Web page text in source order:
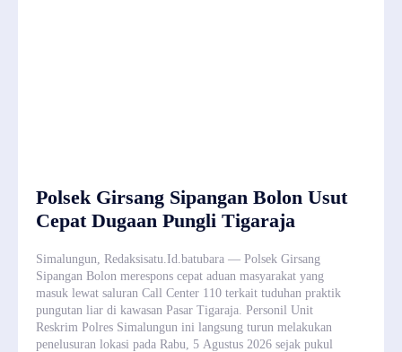
Polsek Girsang Sipangan Bolon Usut
Cepat Dugaan Pungli Tigaraja
Simalungun, Redaksisatu.Id.batubara — Polsek Girsang
Sipangan Bolon merespons cepat aduan masyarakat yang
masuk lewat saluran Call Center 110 terkait tuduhan praktik
pungutan liar di kawasan Pasar Tigaraja. Personil Unit
Reskrim Polres Simalungun ini langsung turun melakukan
penelusuran lokasi pada Rabu, 5 Agustus 2026 sejak pukul